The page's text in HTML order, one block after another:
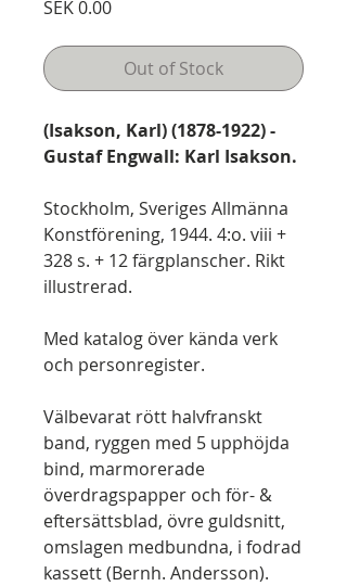
SEK 0.00Price
Out of Stock
(Isakson, Karl) (1878-1922) -
Gustaf Engwall: Karl Isakson.
Stockholm, Sveriges Allmänna
Konstförening, 1944. 4:o. viii +
328 s. + 12 färgplanscher. Rikt
illustrerad.
Med katalog över kända verk
och personregister.
Välbevarat rött halvfranskt
band, ryggen med 5 upphöjda
bind, marmorerade
överdragspapper och för- &
eftersättsblad, övre guldsnitt,
omslagen medbundna, i fodrad
kassett (Bernh. Andersson).